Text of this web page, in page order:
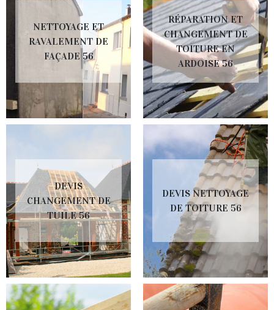
NETTOYAGE ET
RAVALEMENT DE
FAÇADE 56
RÉPARATION ET
CHANGEMENT DE
TOITURE EN
ARDOISE 56
DEVIS
CHANGEMENT DE
TUILE 56
DEVIS NETTOYAGE
DE TOITURE 56